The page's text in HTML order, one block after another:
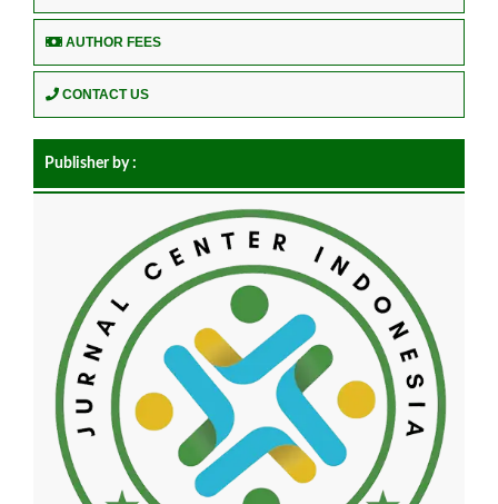
AUTHOR FEES
CONTACT US
Publisher by :